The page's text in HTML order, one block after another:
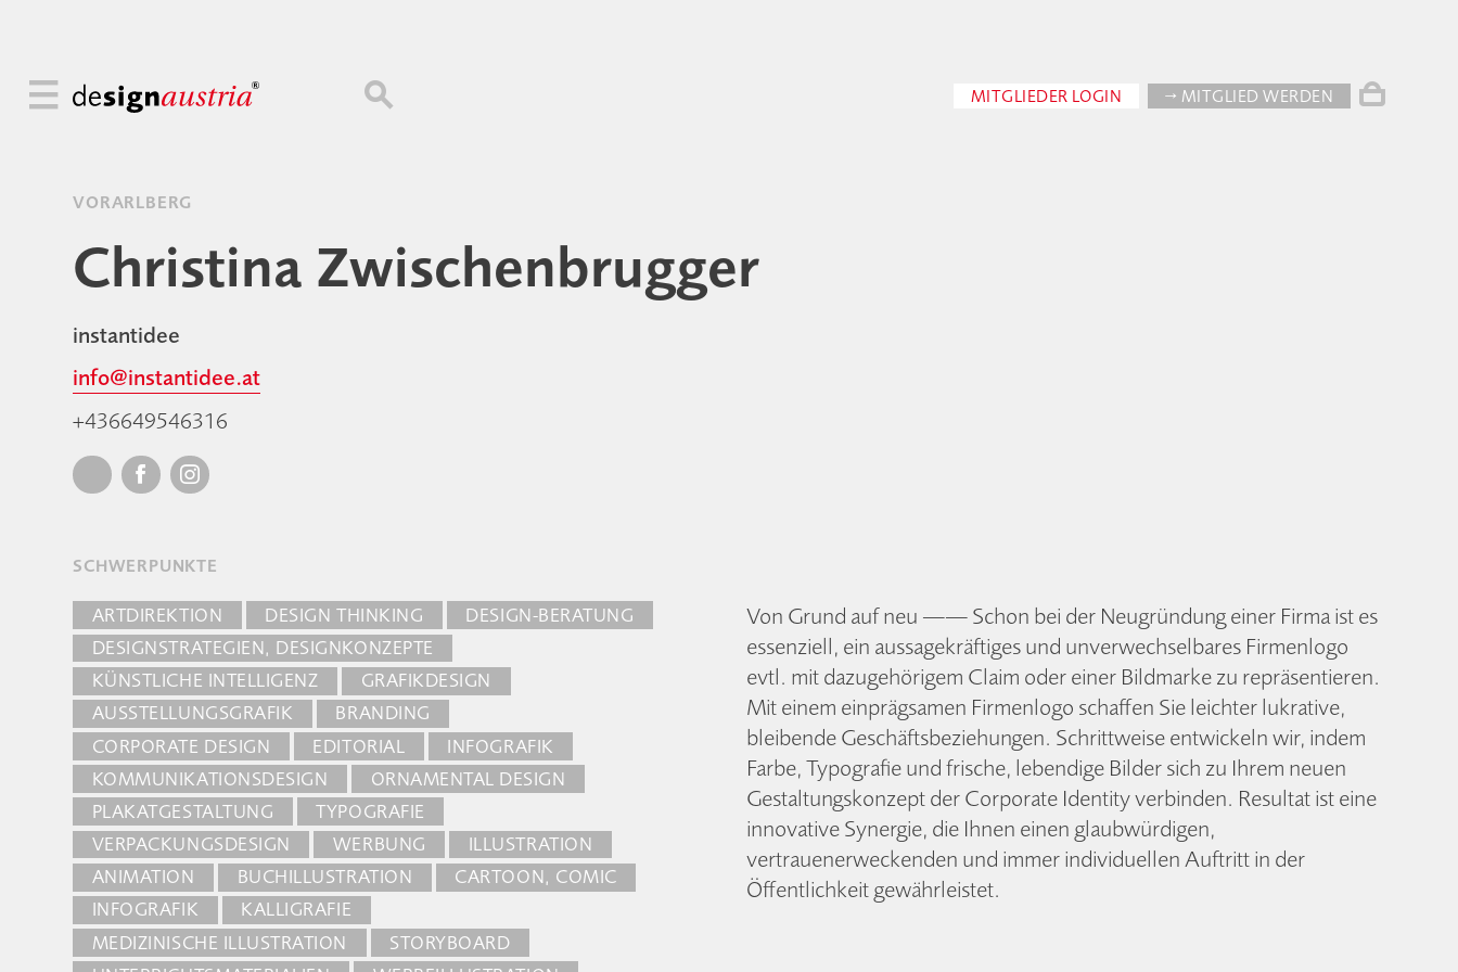
MITGLIEDER LOGIN → MITGLIED WERDEN
VORARLBERG
Christina Zwischenbrugger
instantidee
info@instantidee.at
+436649546316
SCHWERPUNKTE
ARTDIREKTION DESIGN THINKING
DESIGN-BERATUNG
DESIGNSTRATEGIEN, DESIGNKONZEPTE
KÜNSTLICHE INTELLIGENZ
GRAFIKDESIGN
AUSSTELLUNGSGRAFIK
BRANDING
CORPORATE DESIGN
EDITORIAL
INFOGRAFIK
KOMMUNIKATIONSDESIGN
ORNAMENTAL DESIGN
PLAKATGESTALTUNG
TYPOGRAFIE
VERPACKUNGSDESIGN
WERBUNG
ILLUSTRATION
ANIMATION
BUCHILLUSTRATION
CARTOON, COMIC
INFOGRAFIK
KALLIGRAFIE
MEDIZINISCHE ILLUSTRATION
STORYBOARD
Von Grund auf neu —— Schon bei der Neugründung einer Firma ist es
essenziell, ein aussagekräftiges und unverwechselbares Firmenlogo
evtl. mit dazugehörigem Claim oder einer Bild­marke zu repräsen­tieren.
Mit einem einpräg­samen Firmenlogo schaffen Sie leichter lukrative,
bleibende Geschäfts­beziehungen. Schrittweise entwickeln wir, indem
Farbe, Typografie und frische, lebendige Bilder sich zu Ihrem neuen
Gestaltungskonzept der Corporate Identity verbinden. Resultat ist eine
innovative Synergie, die Ihnen einen glaubwürdigen,
vertrauenerweckenden und immer individuellen Auftritt in der
Öffentlichkeit gewährleistet.